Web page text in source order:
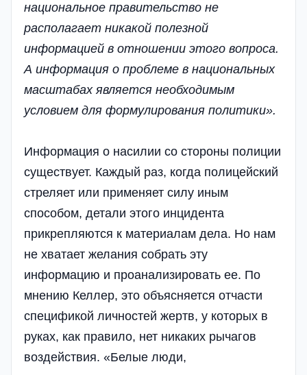
национальное правительство не
располагает никакой полезной
информацией в отношении этого вопроса.
А информация о проблеме в национальных
масштабах является необходимым
условием для формулирования политики».
Информация о насилии со стороны полиции
существует. Каждый раз, когда полицейский
стреляет или применяет силу иным
способом, детали этого инцидента
прикрепляются к материалам дела. Но нам
не хватает желания собрать эту
информацию и проанализировать ее. По
мнению Келлер, это объясняется отчасти
спецификой личностей жертв, у которых в
руках, как правило, нет никаких рычагов
воздействия. «Белые люди,